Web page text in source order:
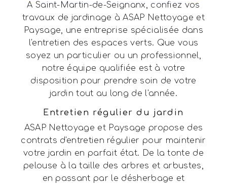
A Saint-Martin-de-Seignanx, confiez vos
travaux de jardinage à ASAP Nettoyage et
Paysage, une entreprise spécialisée dans
l'entretien des espaces verts. Que vous
soyez un particulier ou un professionnel,
notre équipe qualifiée est à votre
disposition pour prendre soin de votre
jardin tout au long de l'année.
Entretien régulier du jardin
ASAP Nettoyage et Paysage propose des
contrats d'entretien régulier pour maintenir
votre jardin en parfait état. De la tonte de
pelouse à la taille des arbres et arbustes,
en passant par le désherbage et